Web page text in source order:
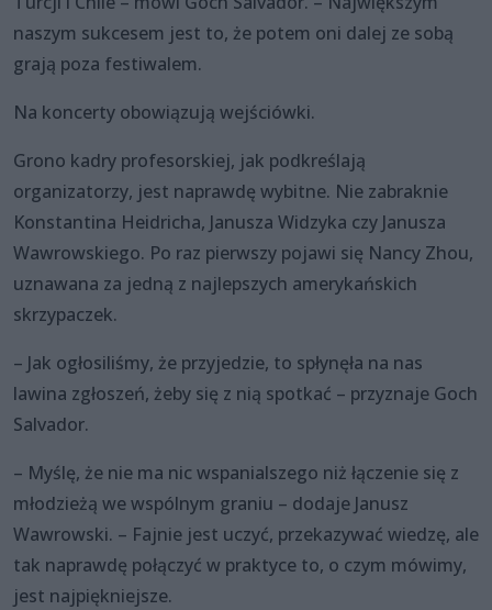
naszym sukcesem jest to, że potem oni dalej ze sobą
grają poza festiwalem.
Na koncerty obowiązują wejściówki.
Grono kadry profesorskiej, jak podkreślają
organizatorzy, jest naprawdę wybitne. Nie zabraknie
Konstantina Heidricha, Janusza Widzyka czy Janusza
Wawrowskiego. Po raz pierwszy pojawi się Nancy Zhou,
uznawana za jedną z najlepszych amerykańskich
skrzypaczek.
– Jak ogłosiliśmy, że przyjedzie, to spłynęła na nas
lawina zgłoszeń, żeby się z nią spotkać – przyznaje Goch
Salvador.
– Myślę, że nie ma nic wspanialszego niż łączenie się z
młodzieżą we wspólnym graniu – dodaje Janusz
Wawrowski. – Fajnie jest uczyć, przekazywać wiedzę, ale
tak naprawdę połączyć w praktyce to, o czym mówimy,
jest najpiękniejsze.